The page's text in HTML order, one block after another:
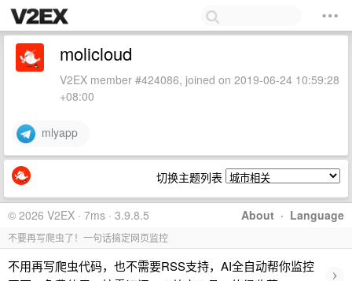
molicloud
V2EX member #424086, joined on 2019-06-24 10:59:28
+08:00
mlyapp
切换主题列表
About · Language
© 2026 V2EX · 7ms · 3.9.8.5
不要再写爬虫了！一句话搞定网页监控
不用再写爬虫代码，也不需要RSS支持，AI全自动帮你监控
›